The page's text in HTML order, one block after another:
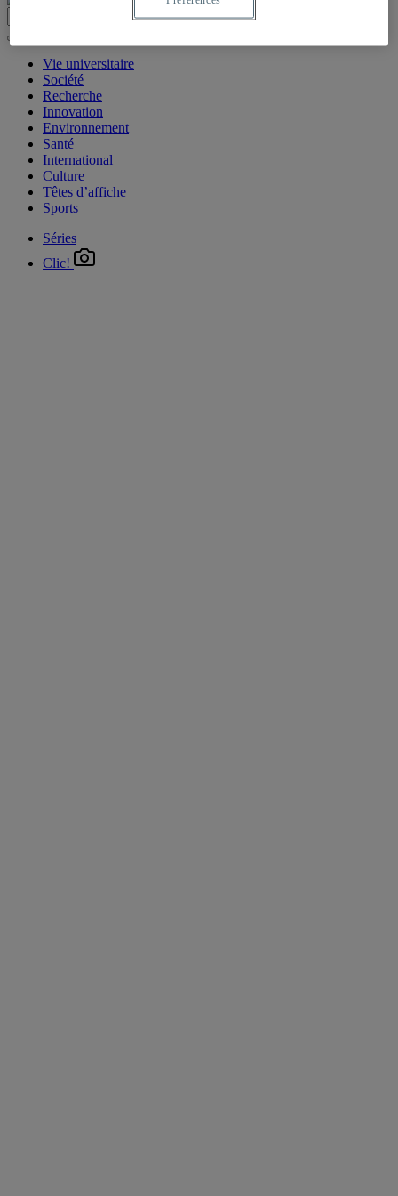
Vie universitaire
Société
Recherche
Innovation
Environnement
Santé
International
Culture
Têtes d’affiche
Sports
Séries
Clic!